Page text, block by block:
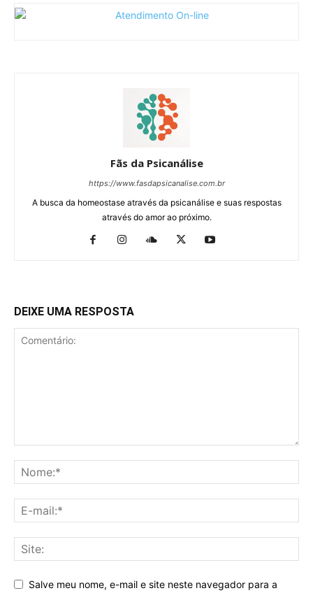
Fãs da Psicanálise
https://www.fasdapsicanalise.com.br
A busca da homeostase através da psicanálise e suas respostas
através do amor ao próximo.
DEIXE UMA RESPOSTA
Salve meu nome, e-mail e site neste navegador para a